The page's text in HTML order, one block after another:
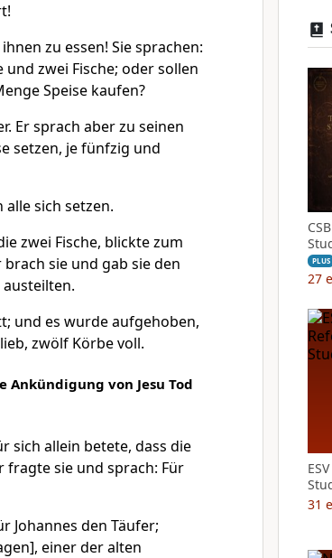
zu essen! Sie sprachen:
zwei Fische; oder sollen
Speise kaufen?
Er sprach aber zu seinen
setzen, je fünfzig und
sich setzen.
zwei Fische, blickte zum
sie und gab sie den
und es wurde aufgehoben,
zwölf Körbe voll.
Ankündigung von Jesu Tod
sich allein betete, dass die
fragte sie und sprach: Für
Johannes den Täufer;
einer der alten
PLUS
27
31